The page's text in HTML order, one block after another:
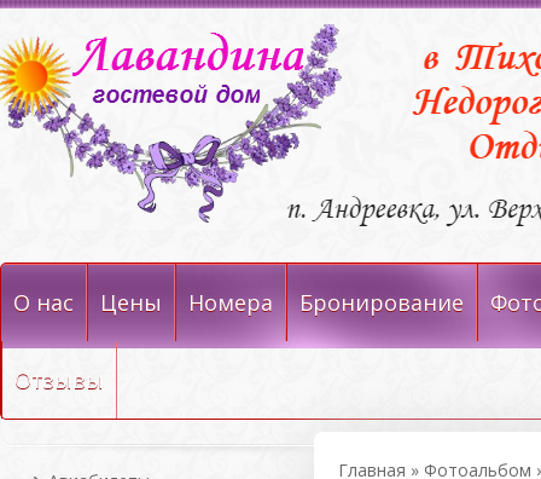
О нас Цены Номера Бронирование
Отзывы
Главная » Фотоальбом